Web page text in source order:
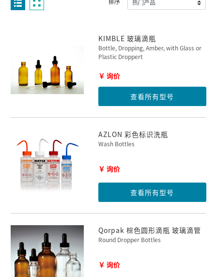
KIMBLE 玻璃滴瓶
Bottle, Dropping, Amber, with Glass or
Plastic Droppert
￥ 询价
查看所有型号
AZLON 彩色标识洗瓶
Wash Bottles
￥ 询价
查看所有型号
Qorpak 棕色圆形滴瓶 玻璃滴管
Round Dropper Bottles
￥ 询价